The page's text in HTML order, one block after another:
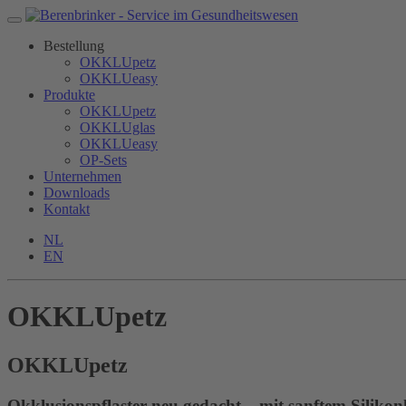
Bestellung
OKKLUpetz
OKKLUeasy
Produkte
OKKLUpetz
OKKLUglas
OKKLUeasy
OP-Sets
Unternehmen
Downloads
Kontakt
NL
EN
OKKLUpetz
OKKLUpetz